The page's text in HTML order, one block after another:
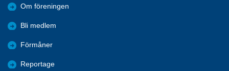
Om föreningen
Bli medlem
Förmåner
Reportage